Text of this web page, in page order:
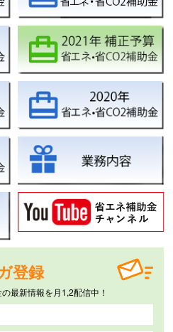
登録
最新情報を月1,2配信中！